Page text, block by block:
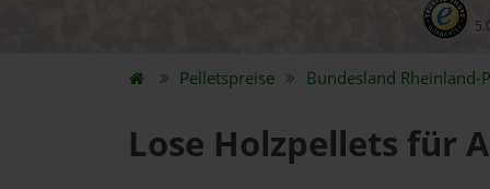
Pelletspreise Bundesland Rheinland-
Lose Holzpellets für